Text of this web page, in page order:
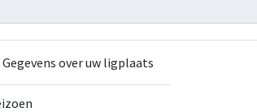
Gegevens over uw ligplaats